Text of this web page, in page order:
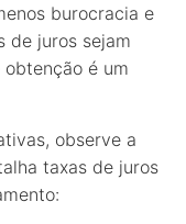
burocracia e
de juros sejam
é um
observe a
taxas de juros